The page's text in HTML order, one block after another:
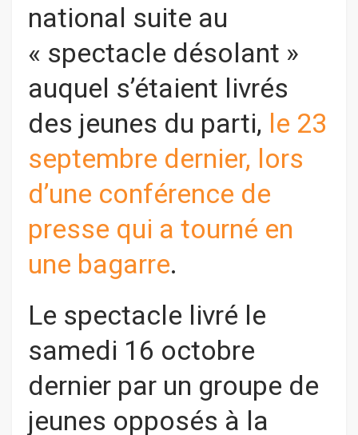
national suite au
« spectacle désolant »
auquel s’étaient livrés
des jeunes du parti, le 23
septembre dernier, lors
d’une conférence de
presse qui a tourné en
une bagarre.
Le spectacle livré le
samedi 16 octobre
dernier par un groupe de
jeunes opposés à la